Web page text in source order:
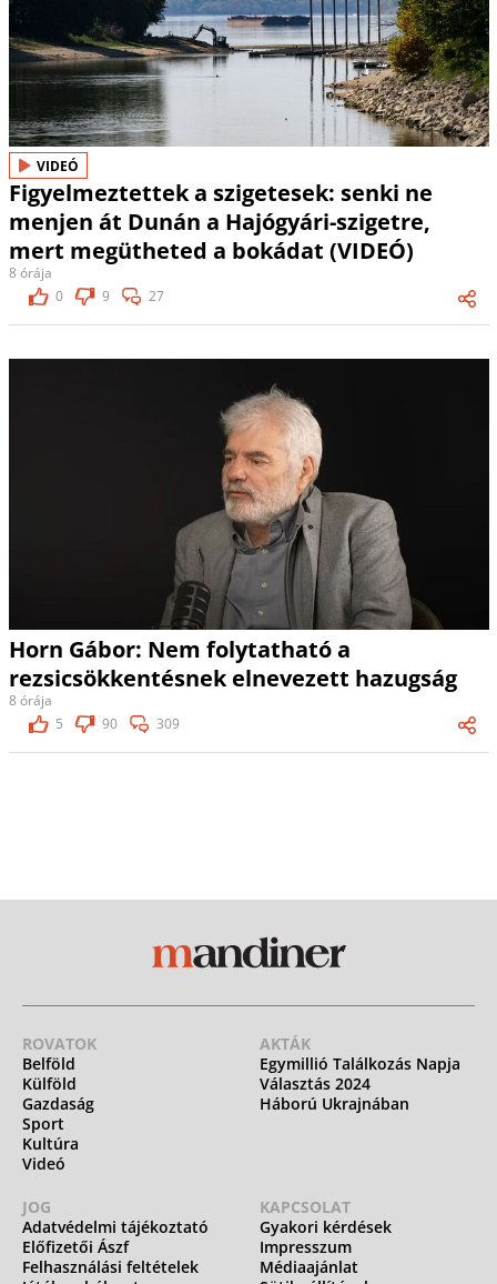
VIDEÓ
Figyelmeztettek a szigetesek: senki ne
menjen át Dunán a Hajógyári-szigetre,
mert megütheted a bokádat (VIDEÓ)
8 órája
0
9 27
Horn Gábor: Nem folytatható a
rezsicsökkentésnek elnevezett hazugság
8 órája
5
90 309
ROVATOK
Belföld
Külföld
Gazdaság
Sport
Kultúra
Videó
AKTÁK
Egymillió Találkozás Napja
Választás 2024
Háború Ukrajnában
JOG
Adatvédelmi tájékoztató
Előfizetői Ászf
Felhasználási feltételek
KAPCSOLAT
Gyakori kérdések
Impresszum
Médiaajánlat